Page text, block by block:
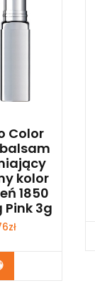
Color
kolor
1850
Pink 3g
zł
Zobacz